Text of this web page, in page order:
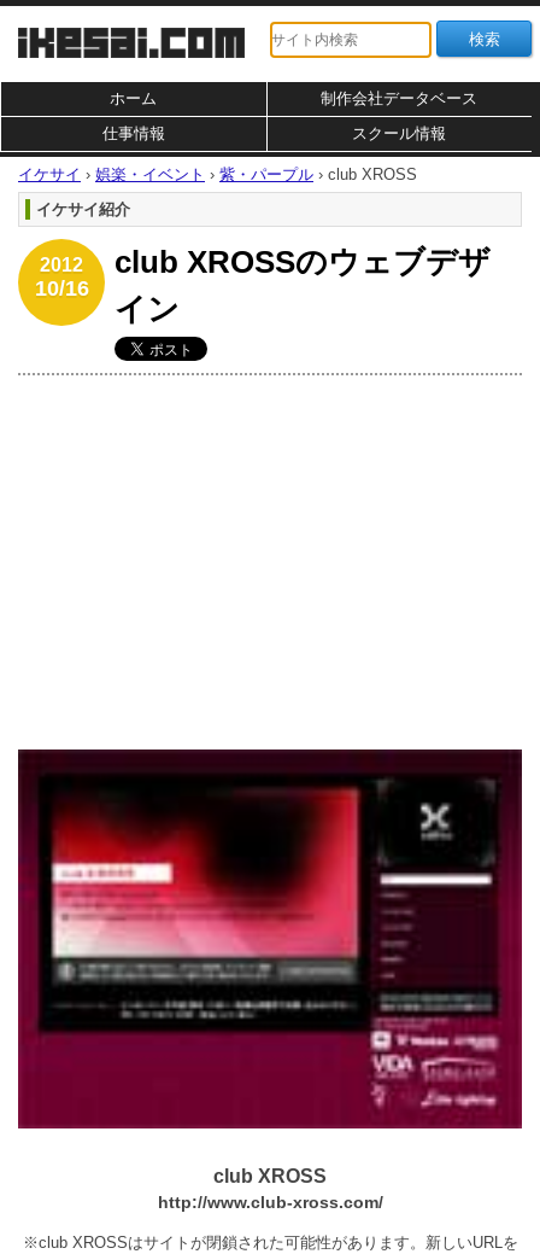
ホーム
制作会社データベース
仕事情報
スクール情報
イケサイ › 娯楽・イベント › 紫・パープル › club XROSS
イケサイ紹介
2012
10/16
club XROSSのウェブデザ
イン
club XROSS
http://www.club-xross.com/
※club XROSSはサイトが閉鎖された可能性があります。新しいURLを